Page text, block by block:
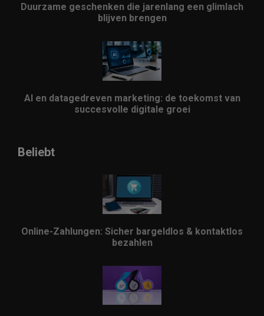
Duurzame geschenken die jarenlang een glimlach
blijven brengen
AI en datagedreven marketing: de toekomst van
succesvolle digitale groei
Beliebt
Online-Zahlungen: Sicher bargeldlos & kontaktlos
bezahlen